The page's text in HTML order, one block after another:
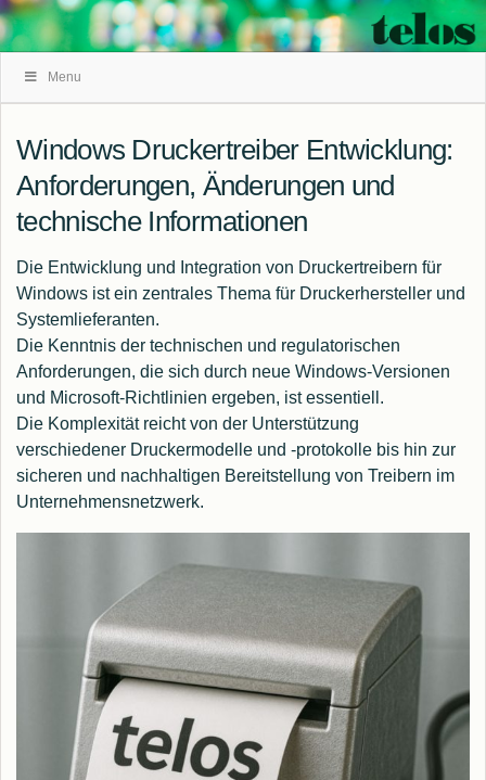
Navigation
Menu
Windows Druckertreiber Entwicklung:
Anforderungen, Änderungen und
technische Informationen
Die Entwicklung und Integration von Druckertreibern für
Windows ist ein zentrales Thema für Druckerhersteller und
Systemlieferanten.
Die Kenntnis der technischen und regulatorischen
Anforderungen, die sich durch neue Windows-Versionen
und Microsoft-Richtlinien ergeben, ist essentiell.
Die Komplexität reicht von der Unterstützung
verschiedener Druckermodelle und -protokolle bis hin zur
sicheren und nachhaltigen Bereitstellung von Treibern im
Unternehmensnetzwerk.